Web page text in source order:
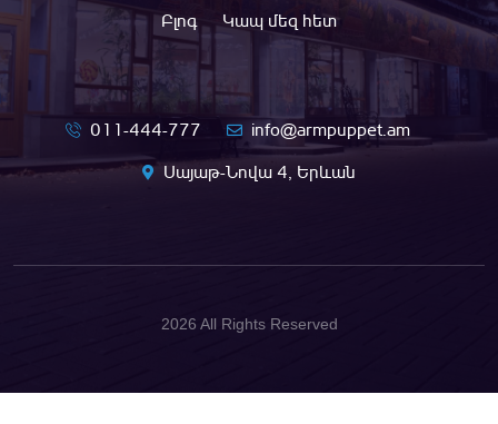
Բլոգ
Կապ մեզ հետ
011-444-777
info@armpuppet.am
Սայաթ-Նովա 4, Երևան
2026 All Rights Reserved